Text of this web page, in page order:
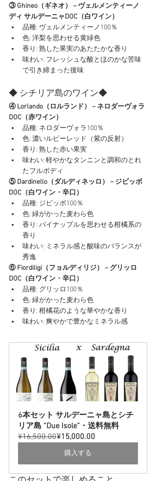
③ Ghineo（ギネオ） – ヴェルメンティーノ
ディ サルデーニャDOC（白ワイン）
品種: ヴェルメンティーノ100％
色: 洋梨を思わせる黄緑色
香り: 熟した果実のあたたかな香り
味わい: フレッシュな酸とほのかな苦味
で引き締まった後味
◆ シチリア島のワイン◆
④ Lorlando（ロルランド） – ネロダーヴォラ
DOC（赤ワイン）
品種: ネロダーヴォラ100％
色: 濃いルビーレッド（紫の反射）
香り: 熟した赤い果実
味わい: 軽やかなタンニンと調和のとれ
たフルボディ
⑤ Dardinello（ダルディネッロ） – ジビッボ
DOC（白ワイン・辛口）
品種: ジビッボ100％
色: 緑がかった麦わら色
香り: パイナップルを思わせる柑橘系の
香り
味わい: ミネラル感と酸味のバランスが
秀逸
⑥ Fiordiligi（フョルディリジ） – グリッロ
DOC（白ワイン・辛口）
品種: グリッロ100％
色: 緑がかった麦わら色
香り: 柑橘花のような華やかな香り
味わい: 爽やかで豊かなミネラル感
6本セット サルデーニャ島とシチ
リア島 “Due Isole”・送料無料
¥16,500.00¥15,000.00
購入する